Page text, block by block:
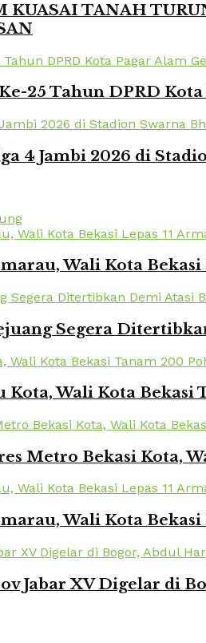
KUASAI TANAH
25 Tahun DPRD
4 Jambi 2026 di
Wali Kota
Segera
Kota, Wali Kota
Metro Bekasi Kota,
Wali Kota
Jabar XV Digelar di